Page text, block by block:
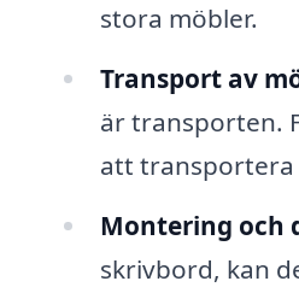
stora möbler.
Transport av
är transporten.
att transportera
Montering och
skrivbord, kan